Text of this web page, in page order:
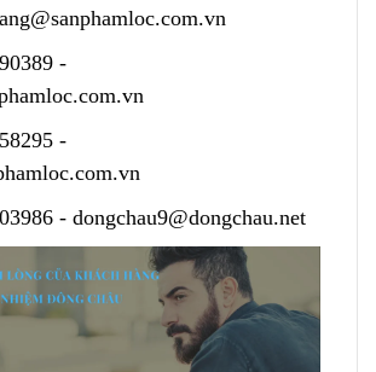
-
-
- dongchau9@dongchau.net